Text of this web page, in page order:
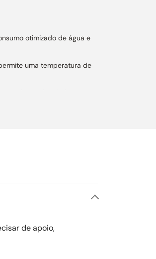
otimizado de água e
uma temperatura de
mais silencioso,
de apoio,